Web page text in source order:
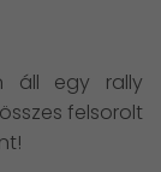
áll egy rally
felsorolt